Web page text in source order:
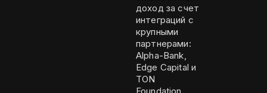
доход за счет
интеграций с
крупными
партнерами:
Alpha-Bank,
Edge Capital и
TON